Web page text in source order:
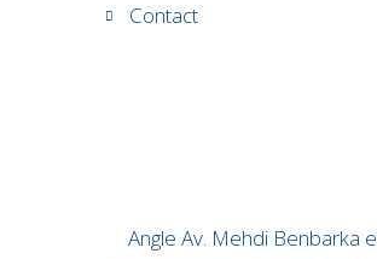
Contact
Angle Av. Mehdi Benbarka